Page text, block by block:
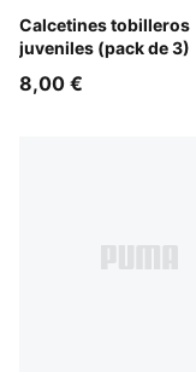
Calcetines tobilleros
juveniles (pack de 3)
grey/white/black
8,00 €